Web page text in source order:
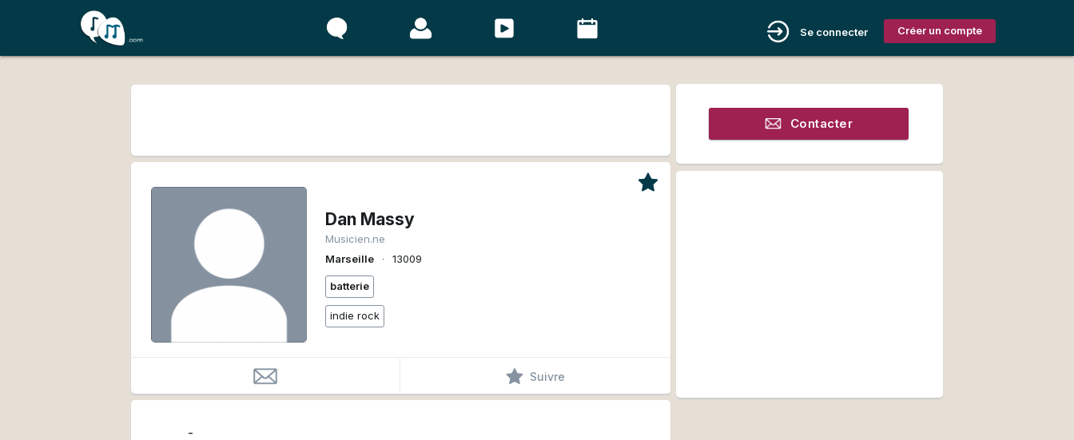
Créer un compte
Se connecter
Dan Massy
Musicien.ne
Marseille
∙ 13009
batterie
indie rock
Suivre
-
Contacter